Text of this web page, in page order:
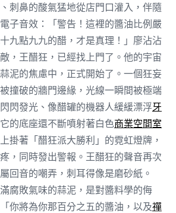
刺鼻的酸氣猛地從店門口灌入，伴隨
子音效：「警告！這裡的醬油比例嚴
九點九九的醋，才是真理！」廖沾沾
，王醋狂，已經找上門了。他的宇宙
泥的焦慮中，正式開始了。一個狂妄
撞破的牆門邊緣，光線一瞬間被極端
閃發光、像醋罐的機器人緩緩漂浮牙
的底座還不斷噴射著白色商業空間室
掛著「醋狂派大勝利」的霓虹燈牌，
，同時發出警報。王醋狂的聲音再次
回音的嘲弄，刺耳得像是磨砂紙。
滿腐敗氣味的蒜泥，是對醬料學的侮
你將為你那百分之五的醬油，以及禪